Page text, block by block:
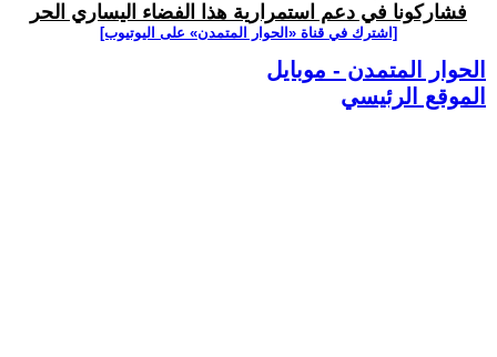
فشاركونا في دعم استمرارية هذا الفضاء اليساري الحر
[اشترك في قناة ‫«الحوار المتمدن» على اليوتيوب]
الحوار المتمدن - موبايل
الموقع الرئيسي